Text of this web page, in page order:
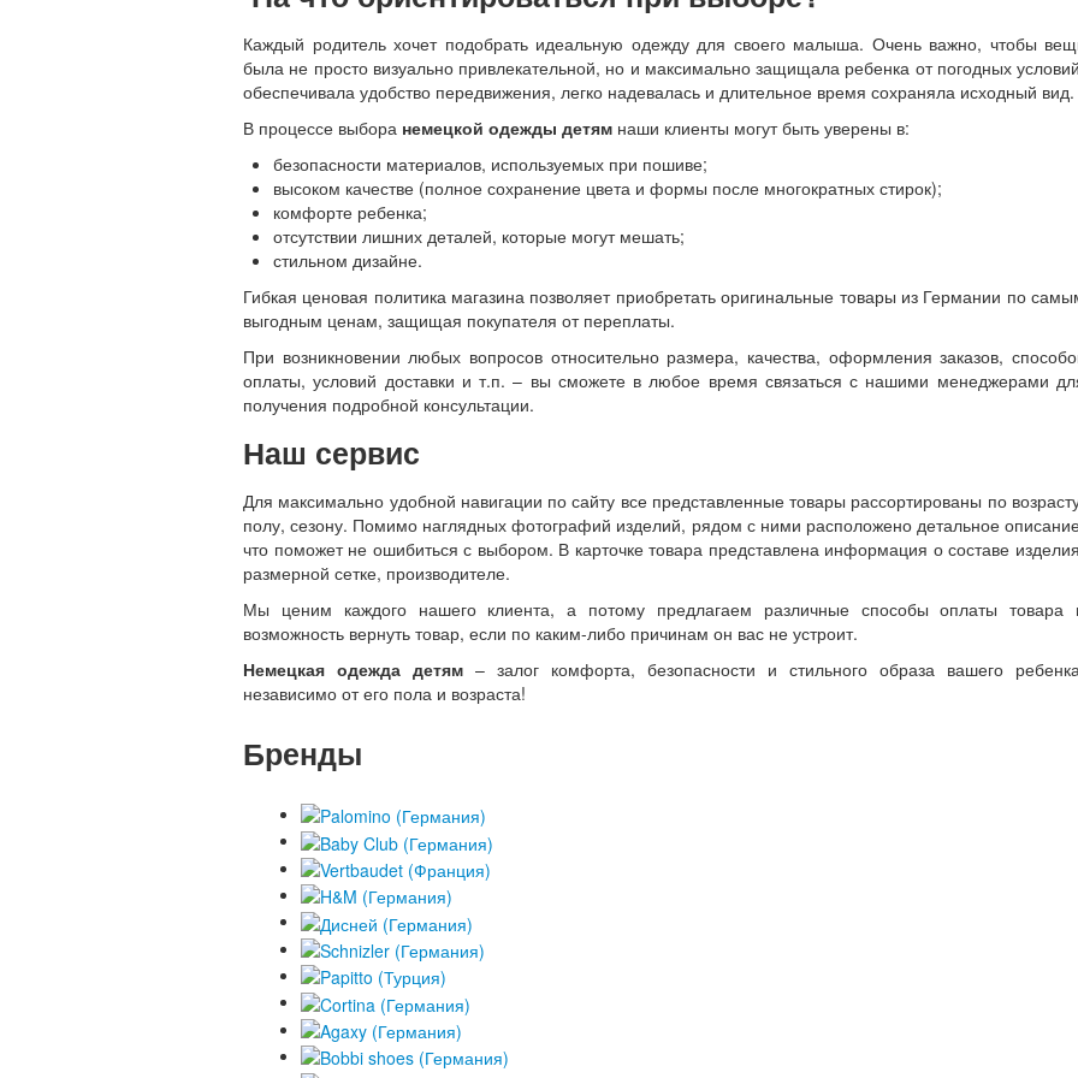
Каждый родитель хочет подобрать идеальную одежду для своего малыша. Очень важно, чтобы
была не просто визуально привлекательной, но и максимально защищала ребенка от погодных
обеспечивала удобство передвижения, легко надевалась и длительное время сохраняла исходный вид.
В процессе выбора немецкой одежды детям наши клиенты могут быть уверены в:
безопасности материалов, используемых при пошиве;
высоком качестве (полное сохранение цвета и формы после многократных стирок);
комфорте ребенка;
отсутствии лишних деталей, которые могут мешать;
стильном дизайне.
Гибкая ценовая политика магазина позволяет приобретать оригинальные товары из Германии по
выгодным ценам, защищая покупателя от переплаты.
При возникновении любых вопросов относительно размера, качества, оформления заказов,
оплаты, условий доставки и т.п. – вы сможете в любое время связаться с нашими менеджерами
получения подробной консультации.
Наш сервис
Для максимально удобной навигации по сайту все представленные товары рассортированы по
полу, сезону. Помимо наглядных фотографий изделий, рядом с ними расположено детальное
что поможет не ошибиться с выбором. В карточке товара представлена информация о составе
размерной сетке, производителе.
Мы ценим каждого нашего клиента, а потому предлагаем различные способы оплаты товара
возможность вернуть товар, если по каким-либо причинам он вас не устроит.
Немецкая одежда детям – залог комфорта, безопасности и стильного образа вашего
независимо от его пола и возраста!
Бренды